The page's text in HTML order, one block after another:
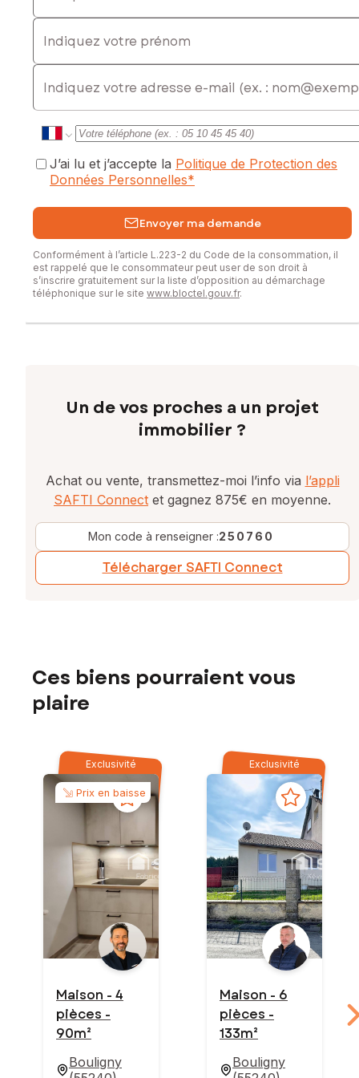
exposé sont disponibles sur le site Géorisques :
www.georisques.gouv.fr
Prix de vente : 159 000 €
Honoraires charge vendeur
0619431349, E-mail : valerie.fouquet@safti.fr - EI - Agent
numéro 844 079 244
Indiquez votre prénom
E-mail
J’ai lu et j’accepte la Politique de Protection des
Données Personnelles*
Envoyer ma demande
Conformément à l’article L.223-2 du Code de la consommation, il
est rappelé que le consommateur peut user de son droit à
s’inscrire gratuitement sur la liste d’opposition au démarchage
téléphonique sur le site www.bloctel.gouv.fr.
Un de vos proches a un projet
immobilier ?
Achat ou vente, transmettez-moi l’info via l’appli
SAFTI Connect et gagnez 875€ en moyenne.
Mon code à renseigner :250760
Télécharger SAFTI Connect
Ces biens pourraient vous
plaire
Exclusivité
Prix en baisse
Maison - 4
pièces -
90m²
Bouligny
Exclusivité
Maison - 6
pièces -
133m²
Bouligny